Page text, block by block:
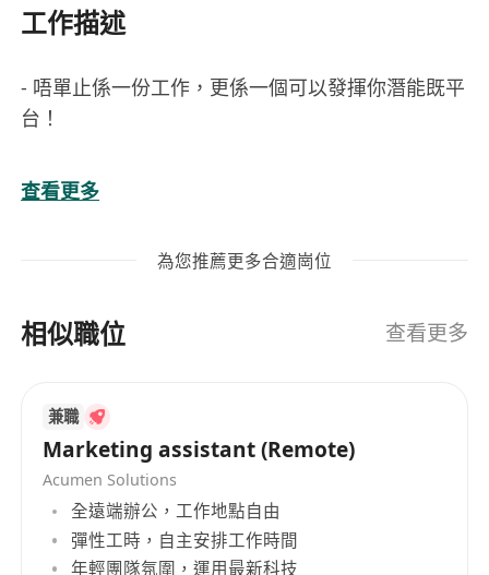
工作描述
- 唔單止係一份工作，更係一個可以發揮你潛能既平
台！
- Event and marketing executive
$16000+HKD
$20000+HKD
----------------------------------------------
只要你係：
- 鐘意同人傾計，並有意提升溝通能力
查看更多
為您推薦更多合適崗位
相似職位 查看更多
兼職
Marketing assistant (Remote)
Acumen Solutions
全遠端辦公，工作地點自由
彈性工時，自主安排工作時間
年輕團隊氛圍，運用最新科技